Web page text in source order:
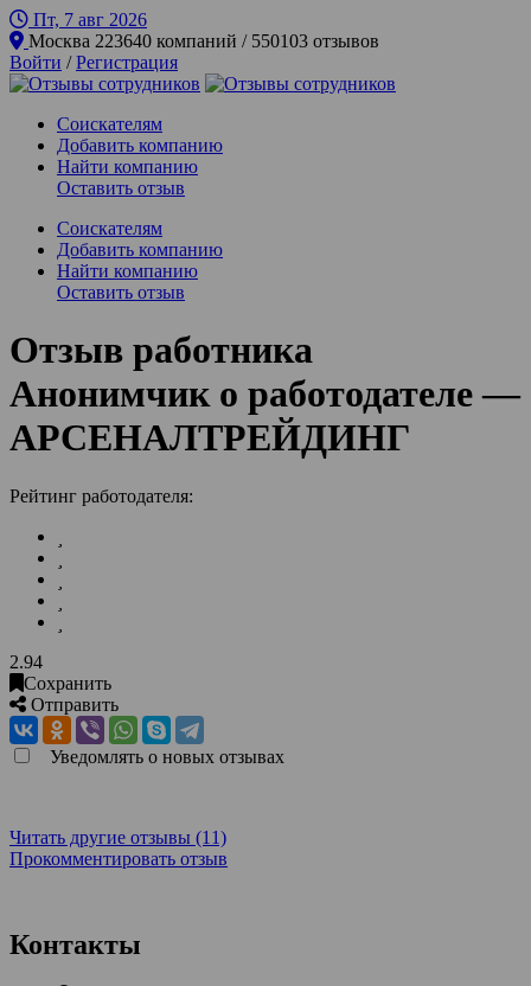
Пт, 7 авг 2026
Москва
223640 компаний / 550103 отзывов
Войти /Регистрация
Соискателям
Добавить компанию
Найти компанию
Оставить отзыв
Соискателям
Добавить компанию
Найти компанию
Оставить отзыв
Отзыв работника
Анонимчик о работодателе —
АРСЕНАЛТРЕЙДИНГ
Рейтинг работодателя:
2.94
Сохранить
Отправить
Уведомлять о новых отзывах
Читать другие отзывы (11)
Прокомментировать отзыв
Контакты